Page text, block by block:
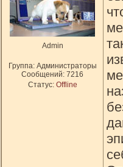
Admin
Группа: Администраторы
Сообщений: 7216
Статус: Offline